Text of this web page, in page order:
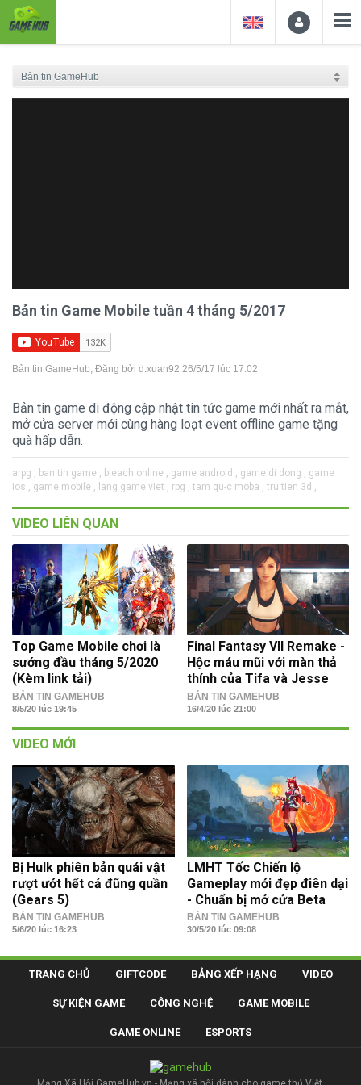
Bản tin Game Mobile tuần 4 tháng 5/2017
Bản tin GameHub, Đăng bởi d.xuan92 26/5/17 lúc 17:02
Bản tin game di động cập nhật tin tức game mới nhất ra mắt,
mở cửa server mới cùng hàng loạt event offline game tặng
quà hấp dẫn.
arpg , ban tin game , bleach online , game android , game di dong , game
ios , game mobile , lang game viet , rpg , tam qu-c moba , tru tien 3d ,
VIDEO LIÊN QUAN
Top Game Mobile chơi là
sướng đầu tháng 5/2020
(Kèm link tải)
BẢN TIN GAMEHUB
8/5/20 lúc 19:45
Final Fantasy VII Remake -
Hộc máu mũi với màn thả
thính của Tifa và Jesse
BẢN TIN GAMEHUB
16/4/20 lúc 21:00
VIDEO MỚI
Bị Hulk phiên bản quái vật
rượt ướt hết cả đũng quần
(Gears 5)
BẢN TIN GAMEHUB
5/6/20 lúc 16:23
LMHT Tốc Chiến lộ
Gameplay mới đẹp điên dại
- Chuẩn bị mở cửa Beta
BẢN TIN GAMEHUB
30/5/20 lúc 09:08
TRANG CHỦ GIFTCODE BẢNG XẾP HẠNG VIDEO
SỰ KIỆN GAME CÔNG NGHỆ GAME MOBILE
GAME ONLINE ESPORTS